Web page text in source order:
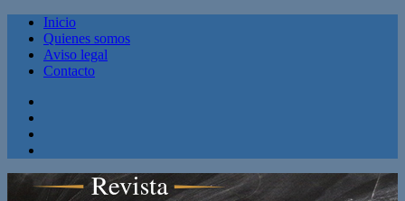
Inicio
Quienes somos
Aviso legal
Contacto